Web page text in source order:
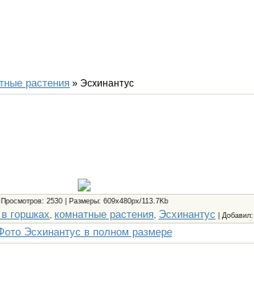
растения » Эсхинантус
Просмотров: 2530 | Размеры: 609x480px/113.7Kb
горшках комнатные растения Эсхинантус Добавил:
Эсхинантус в полном размере